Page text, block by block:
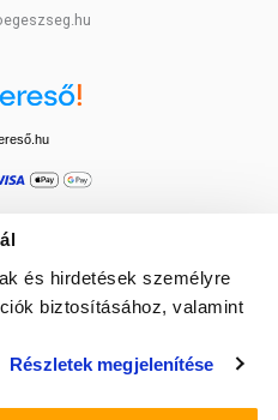
és hirdetések személyre
biztosításához, valamint
megosztjuk az
Részletek megjelenítése